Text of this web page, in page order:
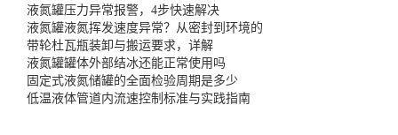
液氮罐压力异常报警，4步快速解决
液氮罐液氮挥发速度异常？从密封到环境的
带轮杜瓦瓶装卸与搬运要求，详解
液氮罐罐体外部结冰还能正常使用吗
固定式液氮储罐的全面检验周期是多少
低温液体管道内流速控制标准与实践指南